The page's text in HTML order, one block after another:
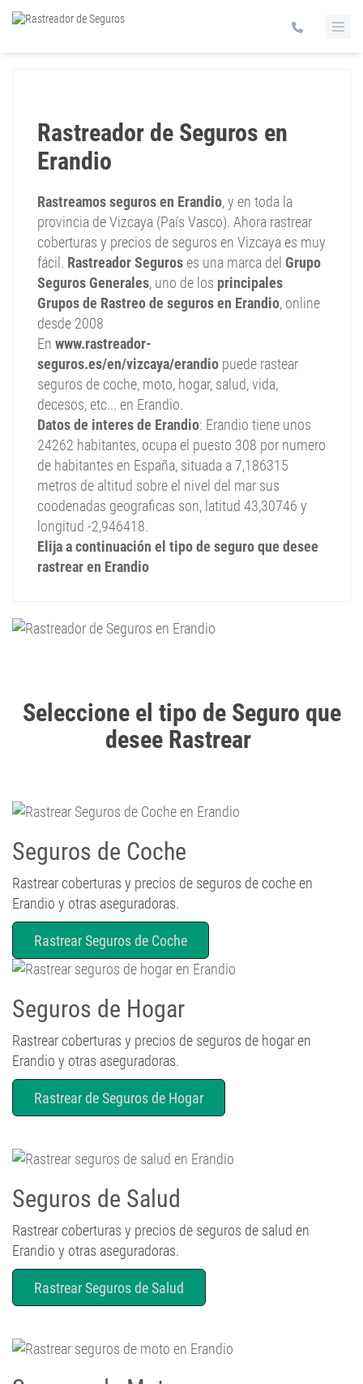
Rastreador de Seguros en
Erandio
Rastreamos seguros en Erandio, y en toda la
provincia de Vizcaya (País Vasco). Ahora rastrear
coberturas y precios de seguros en Vizcaya es muy
fácil. Rastreador Seguros es una marca del Grupo
Seguros Generales, uno de los principales
Grupos de Rastreo de seguros en Erandio, online
desde 2008
En www.rastreador-
seguros.es/en/vizcaya/erandio puede rastear
seguros de coche, moto, hogar, salud, vida,
decesos, etc... en Erandio.
Datos de interes de Erandio: Erandio tiene unos
24262 habitantes, ocupa el puesto 308 por numero
de habitantes en España, situada a 7,186315
metros de altitud sobre el nivel del mar sus
coodenadas geograficas son, latitud 43,30746 y
longitud -2,946418.
Elija a continuación el tipo de seguro que desee
rastrear en Erandio
R|
Seguros de Coche
Rastrear coberturas y precios de seguros de coche en
Erandio y otras aseguradoras.
Rastrear Seguros de Coche
Seguros de Hogar
Rastrear coberturas y precios de seguros de hogar en
Erandio y otras aseguradoras.
Rastrear de Seguros de Hogar
Seguros de Salud
Rastrear coberturas y precios de seguros de salud en
Erandio y otras aseguradoras.
Rastrear Seguros de Salud
Seguros de Moto